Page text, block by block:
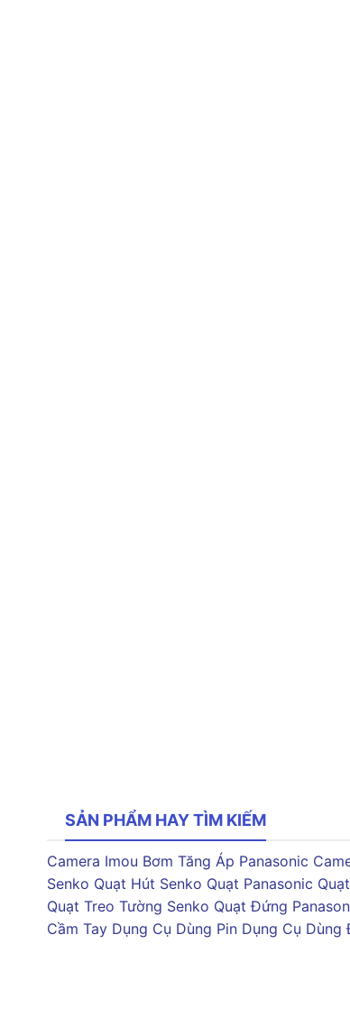
SẢN PHẨM HAY TÌM KIẾM
Camera Imou Bơm Tăng Áp Panasonic
Senko Quạt Hút Senko Quạt Panasonic
Quạt Treo Tường Senko Quạt Đứng
Cầm Tay Dụng Cụ Dùng Pin Dụng Cụ Dùng